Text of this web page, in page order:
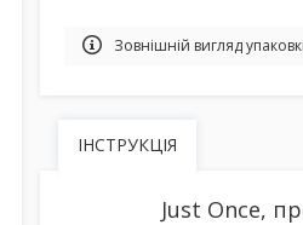
Зовнішній вигляд
ІНСТРУКЦІЯ
Just Once,